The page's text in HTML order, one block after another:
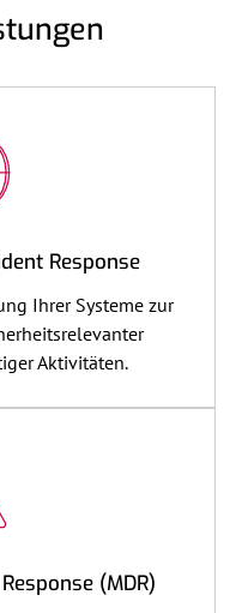
Response
Ihrer Systeme zur
Aktivitäten.
(MDR)